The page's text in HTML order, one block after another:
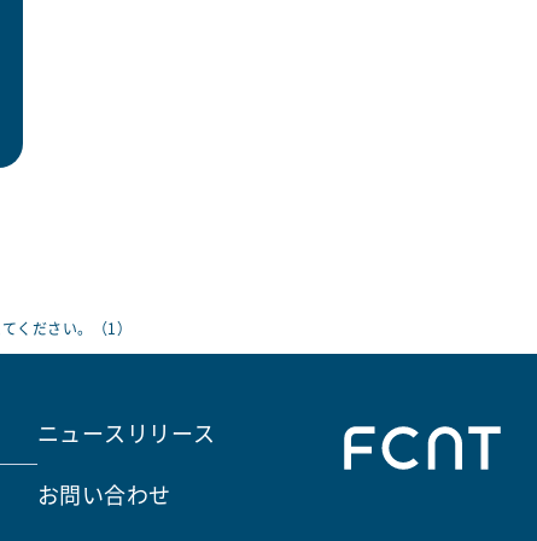
ください。（1）
ニュースリリース
お問い合わせ